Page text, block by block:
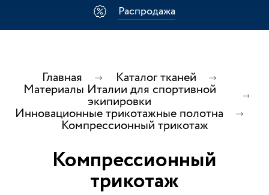
Распродажа
Главная Каталог тканей
Материалы Италии для спортивной
экипировки
Инновационные трикотажные полотна
Компрессионный трикотаж
Компрессионный
трикотаж